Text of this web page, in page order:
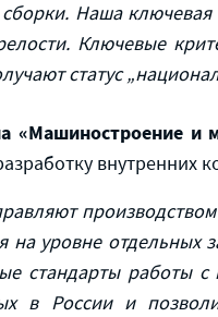
Наша
Ключевые
статус
«Машиностроение и
внутренних
на уровне
стандарты работы
в России и